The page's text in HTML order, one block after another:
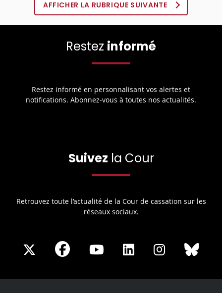
AFFICHER LA RUBRIQUE SUIVANTE
Restez informé
Restez informé en personnalisant vos alertes et
notifications. Abonnez-vous à toutes nos actualités.
Suivez la Cour
Retrouvez toute l’actualité de la Cour de cassation sur les
réseaux sociaux.
Share
X
Share
Facebook
Share
Youtube
Share
LinkedIn
Share
Instagram